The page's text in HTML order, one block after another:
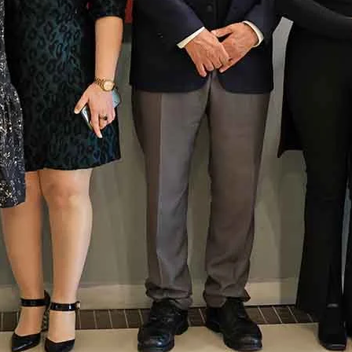
Dimitrius
Schuster-
Deniz Arcak’ın
Duygusal
Şarkısıyla Depr...
Almanya’da Bir
Gazetenin Genel
Yayın Yönetmen...
Süs Havuzlarında
Elektrik Güvenliği:
Proje Aş...
Fenerbahçe